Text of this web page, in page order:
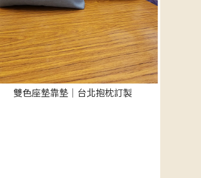
雙色座墊靠墊｜台北抱枕訂製